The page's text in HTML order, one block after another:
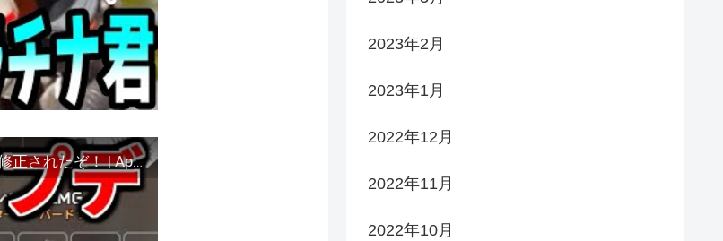
【緊急アプデ】全世界で炎上したApexの改悪アプデが本日修正されたぞ！ | Apex Legends
2023年2月
2023年1月
2022年12月
2022年11月
2022年10月